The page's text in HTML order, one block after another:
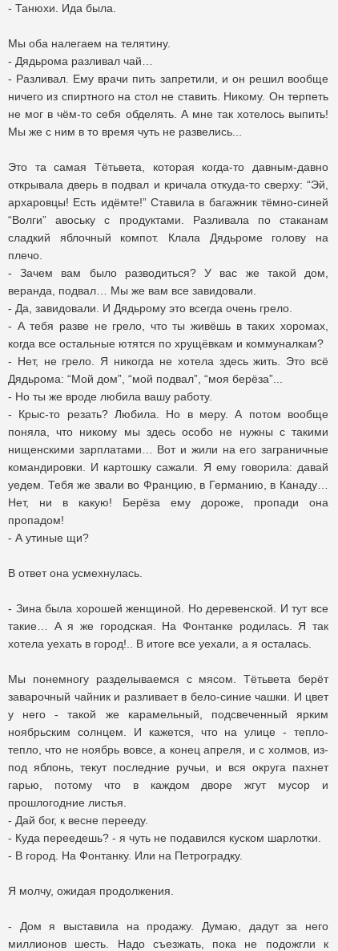
- Танюхи. Ида была.
Мы оба налегаем на телятину.
- Дядьрома разливал чай…
- Разливал. Ему врачи пить запретили, и он решил вообще
ничего из спиртного на стол не ставить. Никому. Он терпеть
не мог в чём-то себя обделять. А мне так хотелось выпить!
Мы же с ним в то время чуть не развелись...
Это та самая Тётьвета, которая когда-то давным-давно
открывала дверь в подвал и кричала откуда-то сверху: “Эй,
архаровцы! Есть идёмте!” Ставила в багажник тёмно-синей
“Волги” авоську с продуктами. Разливала по стаканам
сладкий яблочный компот. Клала Дядьроме голову на
плечо.
- Зачем вам было разводиться? У вас же такой дом,
веранда, подвал… Мы же вам все завидовали.
- Да, завидовали. И Дядьрому это всегда очень грело.
- А тебя разве не грело, что ты живёшь в таких хоромах,
когда все остальные ютятся по хрущёвкам и коммуналкам?
- Нет, не грело. Я никогда не хотела здесь жить. Это всё
Дядьрома: “Мой дом”, “мой подвал”, “моя берёза”...
- Но ты же вроде любила вашу работу.
- Крыс-то резать? Любила. Но в меру. А потом вообще
поняла, что никому мы здесь особо не нужны с такими
нищенскими зарплатами… Вот и жили на его заграничные
командировки. И картошку сажали. Я ему говорила: давай
уедем. Тебя же звали во Францию, в Германию, в Канаду…
Нет, ни в какую! Берёза ему дороже, пропади она
пропадом!
- А утиные щи?
В ответ она усмехнулась.
- Зина была хорошей женщиной. Но деревенской. И тут все
такие… А я же городская. На Фонтанке родилась. Я так
хотела уехать в город!.. В итоге все уехали, а я осталась.
Мы понемногу разделываемся с мясом. Тётьвета берёт
заварочный чайник и разливает в бело-синие чашки. И цвет
у него - такой же карамельный, подсвеченный ярким
ноябрьским солнцем. И кажется, что на улице - тепло-
тепло, что не ноябрь вовсе, а конец апреля, и с холмов, из-
под яблонь, текут последние ручьи, и вся округа пахнет
гарью, потому что в каждом дворе жгут мусор и
прошлогодние листья.
- Дай бог, к весне перееду.
- Куда переедешь? - я чуть не подавился куском шарлотки.
- В город. На Фонтанку. Или на Петроградку.
Я молчу, ожидая продолжения.
- Дом я выставила на продажу. Думаю, дадут за него
миллионов шесть. Надо съезжать, пока не подожгли к